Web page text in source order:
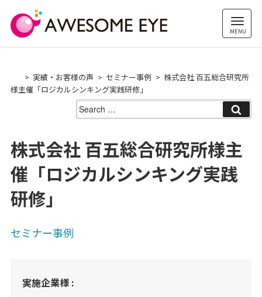
content
実績・お客様の声 セミナー事例
株式会社 百五総合研究所
様主催「ロジカルシンキング実践研修」
Search
for:
株式会社 百五総合研究所様主
催「ロジカルシンキング実践
研修」
セミナー事例
実施企業様 :